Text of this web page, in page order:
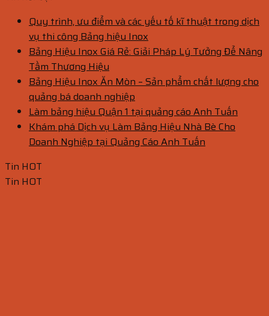
Quy trình, ưu điểm và các yếu tố kĩ thuật trong dịch
vụ thi công Bảng hiệu Inox
Bảng Hiệu Inox Giá Rẻ: Giải Pháp Lý Tưởng Để Nâng
Tầm Thương Hiệu
Bảng Hiệu Inox Ăn Mòn – Sản phẩm chất lượng cho
quảng bá doanh nghiệp
Làm bảng hiệu Quận 1 tại quảng cáo Anh Tuấn
Khám phá Dịch vụ Làm Bảng Hiệu Nhà Bè Cho
Doanh Nghiệp tại Quảng Cáo Anh Tuấn
Tin HOT
Tin HOT